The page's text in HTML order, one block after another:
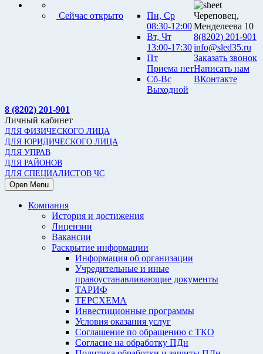
Сейчас открыто
Пн, Ср
08:30-12:00
Вт, Чт
13:00-17:30
Пт
Приема нет
Сб-Вс
Выходной
Череповец,
Менделеева 10
8(8202) 201-901
info@sled35.ru
Заказать звонок
Написать нам
ВКонтакте
8 (8202) 201-901
Личный кабинет
ДЛЯ ФИЗИЧЕСКОГО ЛИЦА
ДЛЯ ЮРИДИЧЕСКОГО ЛИЦА
ДЛЯ УПРАВ
ДЛЯ РАЙОНОВ
ДЛЯ СПЕЦИАЛИСТОВ ЧС
Open Menu
Компания
История и достижения
Лицензии
Вакансии
Раскрытие информации
Информация об организации
Учредительные и иные
правоустанавливающие документы
ТАРИФ
ТЕРСХЕМА
Инвестиционные программы
Условия оказания услуг
Соглашение по обращению с ТКО
Согласие на обработку ПДн